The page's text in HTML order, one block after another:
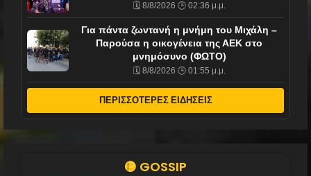
🗓️ 8/8/2026 🕒 02:36 μ.μ.
Για πάντα ζωντανή η μνήμη του Μιχάλη –
Παρούσα η οικογένεια της ΑΕΚ στο
μνημόσυνο (ΦΩΤΟ)
🗓️ 8/8/2026 🕒 01:55 μ.μ.
ΠΕΡΙΣΣΟΤΕΡΕΣ ΕΙΔΗΣΕΙΣ
🟡 GOSSIP